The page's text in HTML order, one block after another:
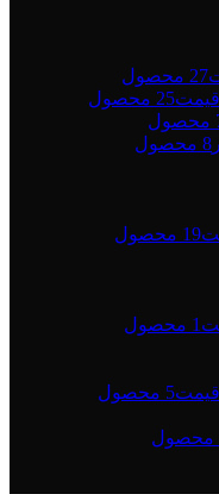
27 محصول
قیمت25 محصول
8 محصول
19 محصول
1 محصول
5 محصول